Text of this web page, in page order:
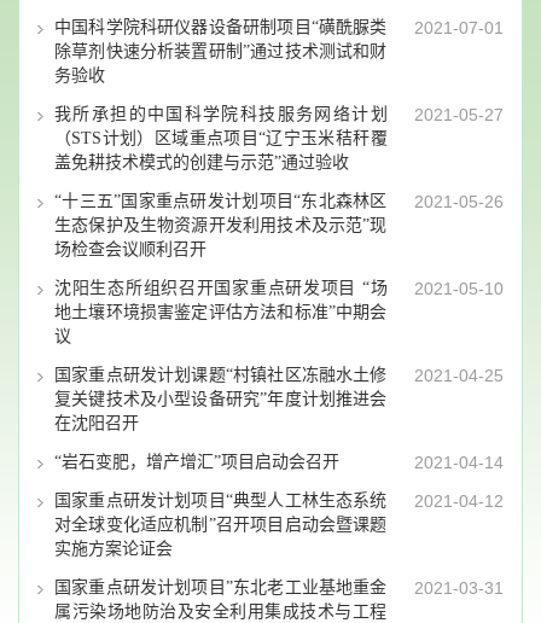
2021-07-01
中国科学院科研仪器设备研制项目“磺酰脲类
除草剂快速分析装置研制”通过技术测试和财
务验收
2021-05-27
我所承担的中国科学院科技服务网络计划
（STS计划）区域重点项目“辽宁玉米秸秆覆
盖免耕技术模式的创建与示范”通过验收
2021-05-26
“十三五”国家重点研发计划项目“东北森林区
生态保护及生物资源开发利用技术及示范”现
场检查会议顺利召开
2021-05-10
沈阳生态所组织召开国家重点研发项目 “场
地土壤环境损害鉴定评估方法和标准”中期会
议
2021-04-25
国家重点研发计划课题“村镇社区冻融水土修
复关键技术及小型设备研究”年度计划推进会
在沈阳召开
2021-04-14
“岩石变肥，增产增汇”项目启动会召开
2021-04-12
国家重点研发计划项目“典型人工林生态系统
对全球变化适应机制”召开项目启动会暨课题
实施方案论证会
2021-03-31
国家重点研发计划项目”东北老工业基地重金
属污染场地防治及安全利用集成技术与工程